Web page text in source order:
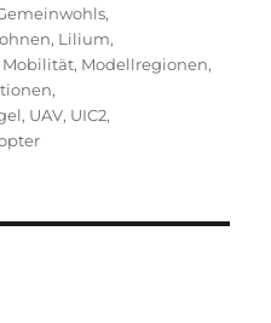
,
, Lilium,
Mobilität, Modellregionen,
,
, UAV, UIC2,